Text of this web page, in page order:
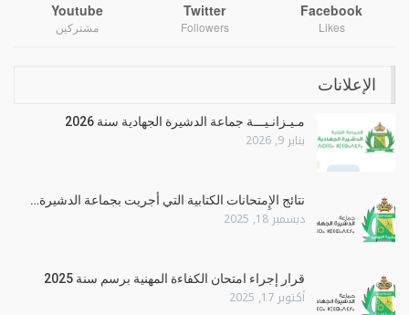
Facebook
Likes
Twitter
Followers
Youtube
مشتركين
الإعلانات
مـيـزانـيـــة جماعة الدشيرة الجهادية سنة 2026
يناير 9, 2026
نتائج الإِمتحانات الكتابية التي أجريت بجماعة الدشيرة…
ديسمبر 18, 2025
قرار إجراء امتحان الكفاءة المهنية برسم سنة 2025
أكتوبر 17, 2025